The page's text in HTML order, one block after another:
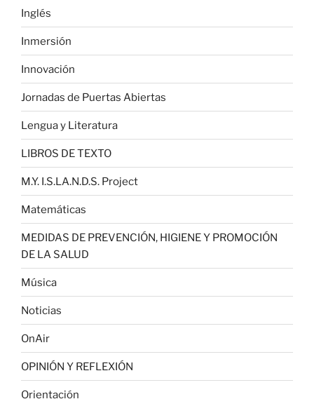
Inglés
Inmersión
Innovación
Jornadas de Puertas Abiertas
Lengua y Literatura
LIBROS DE TEXTO
M.Y. I.S.LA.N.D.S. Project
Matemáticas
MEDIDAS DE PREVENCIÓN, HIGIENE Y PROMOCIÓN
DE LA SALUD
Música
Noticias
OnAir
OPINIÓN Y REFLEXIÓN
Orientación